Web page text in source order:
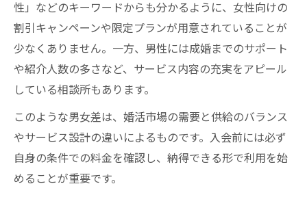
性」などのキーワードからも分かるように、女性向けの
割引キャンペーンや限定プランが用意されていることが
少なくありません。一方、男性には成婚までのサポート
や紹介人数の多さなど、サービス内容の充実をアピール
している相談所もあります。
このような男女差は、婚活市場の需要と供給のバランス
やサービス設計の違いによるものです。入会前には必ず
自身の条件での料金を確認し、納得できる形で利用を始
めることが重要です。